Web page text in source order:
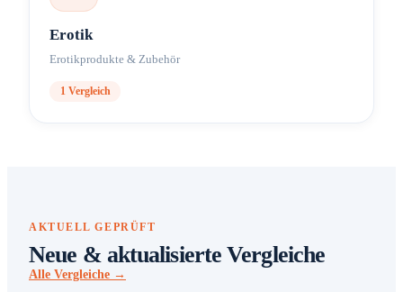
Erotik
Erotikprodukte & Zubehör
1 Vergleich
AKTUELL GEPRÜFT
Neue & aktualisierte Vergleiche
Alle Vergleiche →